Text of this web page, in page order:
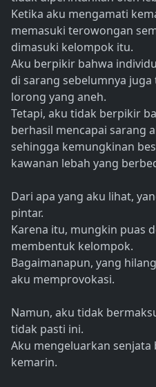
Ketika aku mengamati
memasuki terowongan
dimasuki kelompok itu.
Aku berpikir bahwa
di sarang sebelumnya
lorong yang aneh.
Tetapi, aku tidak berpikir
berhasil mencapai sarang
sehingga kemungkinan
kawanan lebah yang
Dari apa yang aku lihat,
pintar.
Karena itu, mungkin puas
membentuk kelompok.
Bagaimanapun, yang
aku memprovokasi.
Namun, aku tidak
tidak pasti ini.
Aku mengeluarkan
kemarin.